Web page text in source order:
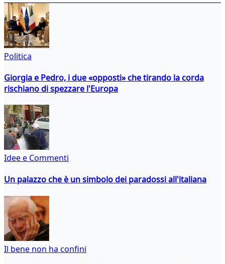
Politica
Giorgia e Pedro, i due «opposti» che tirando la corda
rischiano di spezzare l'Europa
Idee e Commenti
Un palazzo che è un simbolo dei paradossi all'italiana
Il bene non ha confini